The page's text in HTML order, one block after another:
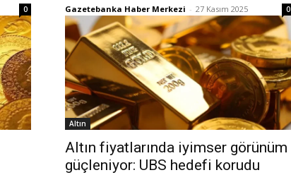
0 Gazetebanka Haber Merkezi - 27 Kasım 2025 0
Altın
Altın fiyatlarında iyimser görünüm
güçleniyor: UBS hedefi korudu